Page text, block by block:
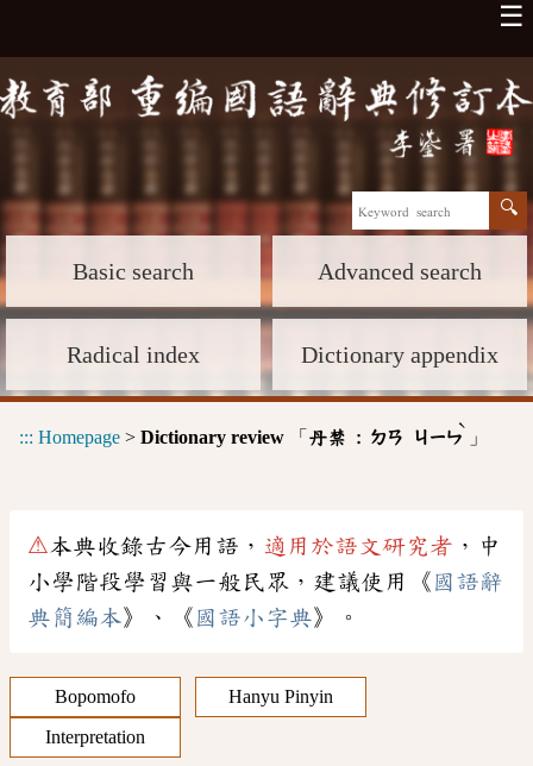
☰
Basic search Advanced search
Radical index Dictionary appendix
::: Homepage > Dictionary review 「 丹禁 : ㄉㄢ ㄐㄧㄣ
ˋ
」
⚠本典收錄古今用語， 適用於語文研究者 ，中
小學階段學習與一般民眾，建議使用《 國語辭
典簡編本》、《 國語小字典》。
Bopomofo
Hanyu Pinyin
Interpretation